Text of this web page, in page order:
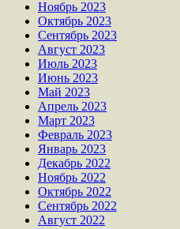
Ноябрь 2023
Октябрь 2023
Сентябрь 2023
Август 2023
Июль 2023
Июнь 2023
Май 2023
Апрель 2023
Март 2023
Февраль 2023
Январь 2023
Декабрь 2022
Ноябрь 2022
Октябрь 2022
Сентябрь 2022
Август 2022